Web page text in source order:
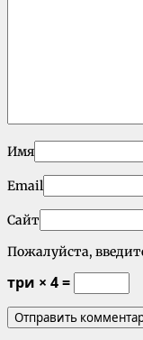
Имя
Email
Сайт
Пожалуйста,
три × 4 =